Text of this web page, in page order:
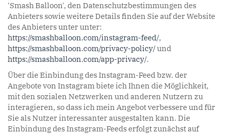
'Smash Balloon', den Datenschutzbestimmungen des
Anbieters sowie weitere Details finden Sie auf der Website
des Anbieters unter unter:
https://smashballoon.com/instagram-feed/,
https://smashballoon.com/privacy-policy/und
https://smashballoon.com/app-privacy/.
Über die Einbindung des Instagram-Feed bzw. der
Angebote von Instagram biete ich Ihnen die Möglichkeit,
mit den sozialen Netzwerken und anderen Nutzern zu
interagieren, so dass ich mein Angebot verbessere und für
Sie als Nutzer interessanter ausgestalten kann. Die
Einbindung des Instagram-Feeds erfolgt zunächst auf